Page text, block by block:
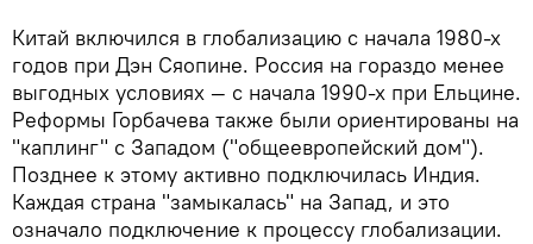
Китай включился в глобализацию с начала 1980-х
годов при Дэн Сяопине. Россия на гораздо менее
выгодных условиях — с начала 1990-х при Ельцине.
Реформы Горбачева также были ориентированы на
"каплинг" с Западом ("общеевропейский дом").
Позднее к этому активно подключилась Индия.
Каждая страна "замыкалась" на Запад, и это
означало подключение к процессу глобализации.